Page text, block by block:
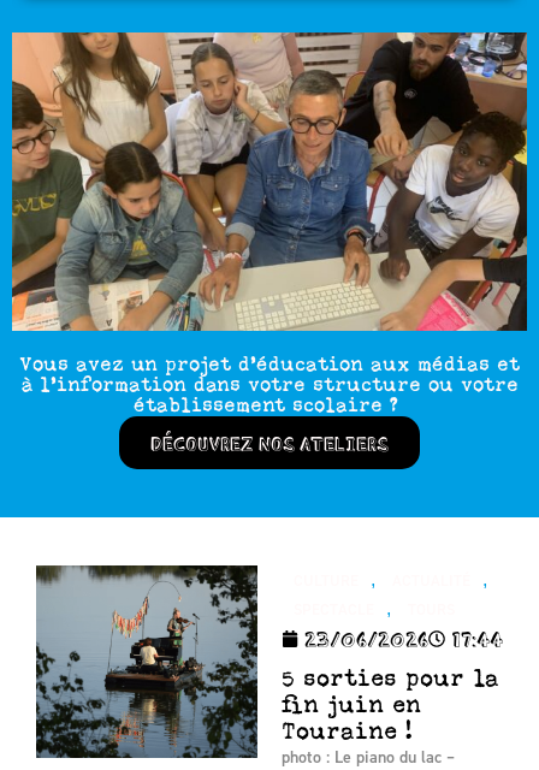
Vous avez un projet d’éducation aux médias et
à l’information dans votre structure ou votre
établissement scolaire ?
DÉCOUVREZ NOS ATELIERS
,
,
,
23/06/2026 17:44
5 sorties pour la
fin juin en
Touraine !
photo : Le piano du lac –